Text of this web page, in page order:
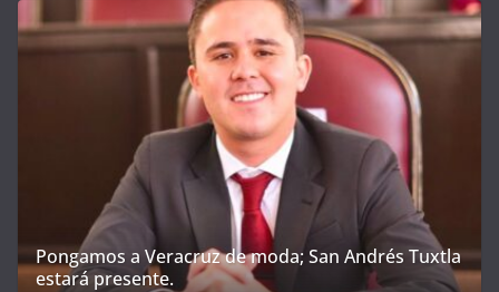
Pongamos a Veracruz de moda; San Andrés Tuxtla
estará presente.